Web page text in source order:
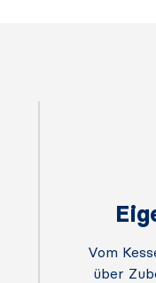
Vom
über